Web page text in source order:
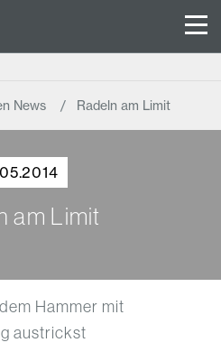
News Radeln am Limit
am Limit
Hammer mit
austrickst